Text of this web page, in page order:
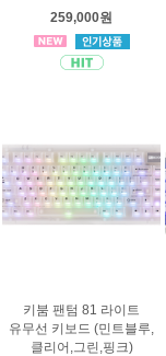
259,000원
키붐 팬텀 81 라이트
유무선 키보드 (민트블루,
클리어,그린,핑크)